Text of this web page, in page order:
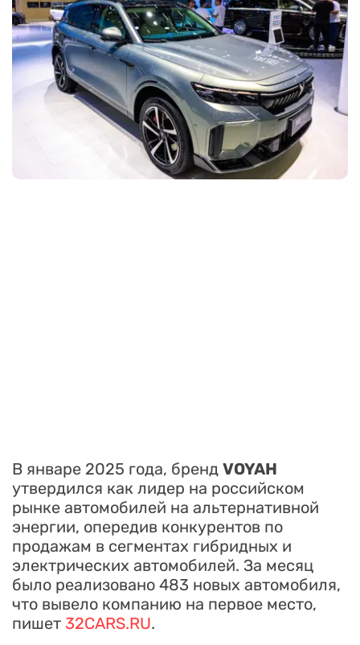
В январе 2025 года, бренд VOYAH
утвердился как лидер на российском
рынке автомобилей на альтернативной
энергии, опередив конкурентов по
продажам в сегментах гибридных и
электрических автомобилей. За месяц
было реализовано 483 новых автомобиля,
что вывело компанию на первое место,
пишет 32CARS.RU.